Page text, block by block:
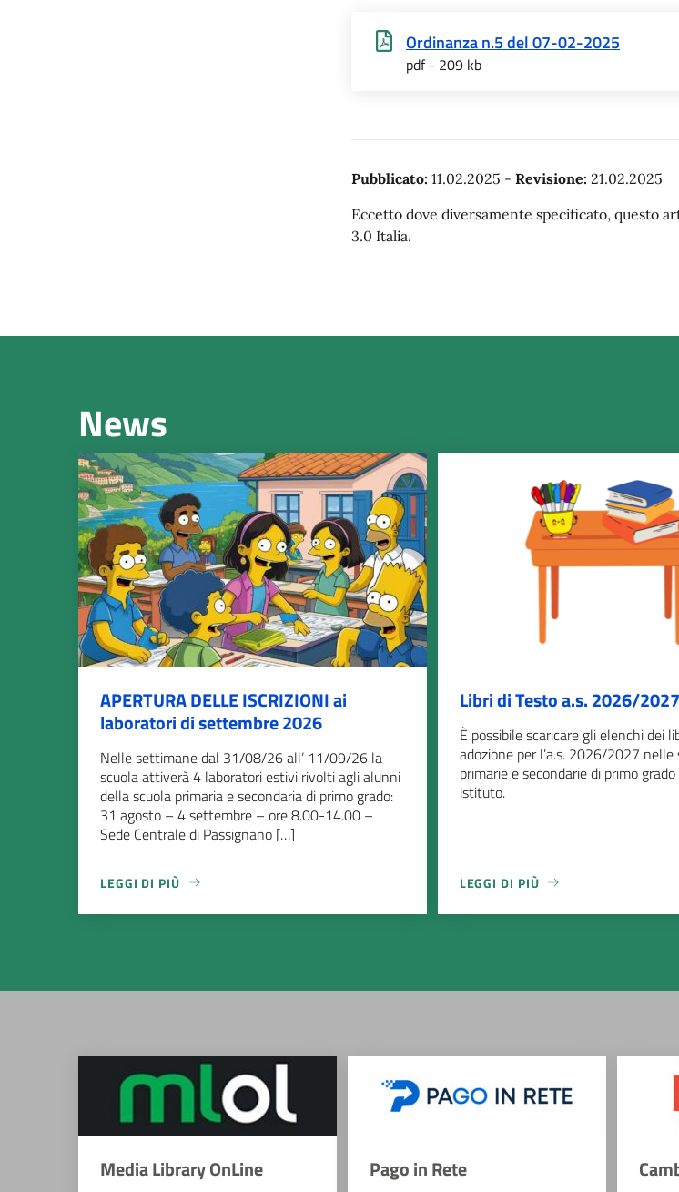
Ordinanza n.5 del 07-02-2025
pdf - 209 kb
Pubblicato: 11.02.2025 - Revisione: 21.02.2025
Eccetto dove diversamente specificato, questo
3.0 Italia.
News
APERTURA DELLE ISCRIZIONI ai
laboratori di settembre 2026
Nelle settimane dal 31/08/26 all’ 11/09/26 la
scuola attiverà 4 laboratori estivi rivolti agli alunni
della scuola primaria e secondaria di primo grado:
31 agosto – 4 settembre – ore 8.00-14.00 –
Sede Centrale di Passignano […]
LEGGI DI PIÙ
Libri di Testo a.s. 2026/2027
È possibile scaricare gli elenchi dei
adozione per l’a.s. 2026/2027 nelle
primarie e secondarie di primo
istituto.
LEGGI DI PIÙ
Media Library OnLine Pago in Rete